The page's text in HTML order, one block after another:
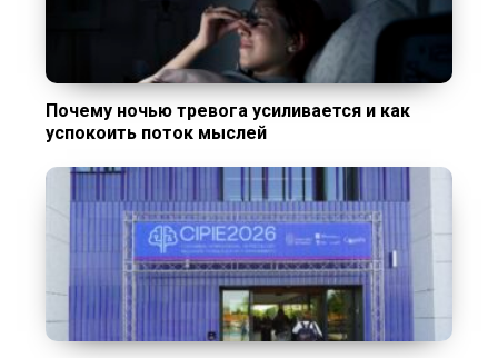
Почему ночью тревога усиливается и как
успокоить поток мыслей